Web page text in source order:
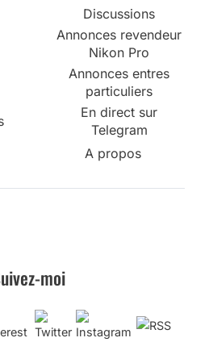
Discussions
Annonces revendeur
Nikon Pro
Annonces entres
particuliers
En direct sur
Telegram
A propos
moi